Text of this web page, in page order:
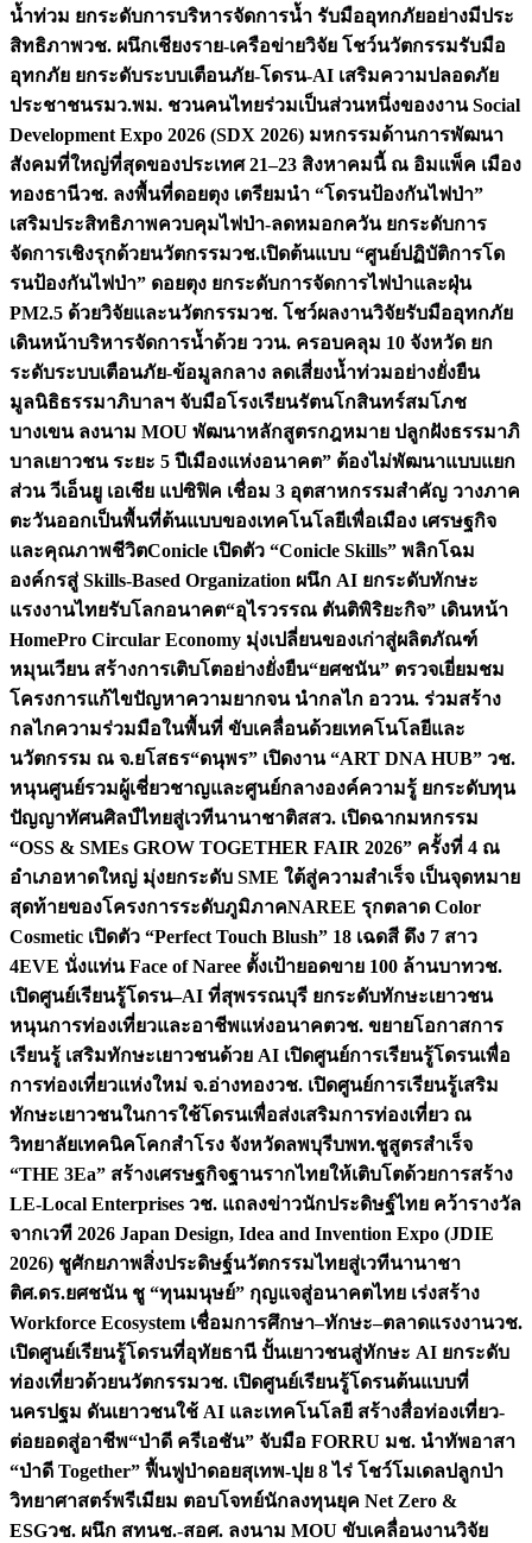
น้ำท่วม ยกระดับการบริหารจัดการน้ำ รับมืออุทกภัยอย่างมีประ
สิทธิภาพวช. ผนึกเชียงราย-เครือข่ายวิจัย โชว์นวัตกรรมรับมือ
อุทกภัย ยกระดับระบบเตือนภัย-โดรน-AI เสริมความปลอดภัย
ประชาชนรมว.พม. ชวนคนไทยร่วมเป็นส่วนหนึ่งของงาน Social
Development Expo 2026 (SDX 2026) มหกรรมด้านการพัฒนา
สังคมที่ใหญ่ที่สุดของประเทศ 21–23 สิงหาคมนี้ ณ อิมแพ็ค เมือง
ทองธานีวช. ลงพื้นที่ดอยตุง เตรียมนำ “โดรนป้องกันไฟป่า”
เสริมประสิทธิภาพควบคุมไฟป่า-ลดหมอกควัน ยกระดับการ
จัดการเชิงรุกด้วยนวัตกรรมวช.เปิดต้นแบบ “ศูนย์ปฏิบัติการโด
รนป้องกันไฟป่า” ดอยตุง ยกระดับการจัดการไฟป่าและฝุ่น
PM2.5 ด้วยวิจัยและนวัตกรรมวช. โชว์ผลงานวิจัยรับมืออุทกภัย
เดินหน้าบริหารจัดการน้ำด้วย ววน. ครอบคลุม 10 จังหวัด ยก
ระดับระบบเตือนภัย-ข้อมูลกลาง ลดเสี่ยงน้ำท่วมอย่างยั่งยืน
มูลนิธิธรรมาภิบาลฯ จับมือโรงเรียนรัตนโกสินทร์สมโภช
บางเขน ลงนาม MOU พัฒนาหลักสูตรกฎหมาย ปลูกฝังธรรมาภิ
บาลเยาวชน ระยะ 5 ปีเมืองแห่งอนาคต” ต้องไม่พัฒนาแบบแยก
ส่วน วีเอ็นยู เอเชีย แปซิฟิค เชื่อม 3 อุตสาหกรรมสำคัญ วางภาค
ตะวันออกเป็นพื้นที่ต้นแบบของเทคโนโลยีเพื่อเมือง เศรษฐกิจ
และคุณภาพชีวิตConicle เปิดตัว “Conicle Skills” พลิกโฉม
องค์กรสู่ Skills-Based Organization ผนึก AI ยกระดับทักษะ
แรงงานไทยรับโลกอนาคต“อุไรวรรณ ตันติพิริยะกิจ” เดินหน้า
HomePro Circular Economy มุ่งเปลี่ยนของเก่าสู่ผลิตภัณฑ์
หมุนเวียน สร้างการเติบโตอย่างยั่งยืน“ยศชนัน” ตรวจเยี่ยมชม
โครงการแก้ไขปัญหาความยากจน นำกลไก อววน. ร่วมสร้าง
กลไกความร่วมมือในพื้นที่ ขับเคลื่อนด้วยเทคโนโลยีและ
นวัตกรรม ณ จ.ยโสธร“ดนุพร” เปิดงาน “ART DNA HUB” วช.
หนุนศูนย์รวมผู้เชี่ยวชาญและศูนย์กลางองค์ความรู้ ยกระดับทุน
ปัญญาทัศนศิลป์ไทยสู่เวทีนานาชาติสสว. เปิดฉากมหกรรม
“OSS & SMEs GROW TOGETHER FAIR 2026” ครั้งที่ 4 ณ
อำเภอหาดใหญ่ มุ่งยกระดับ SME ใต้สู่ความสำเร็จ เป็นจุดหมาย
สุดท้ายของโครงการระดับภูมิภาคNAREE รุกตลาด Color
Cosmetic เปิดตัว “Perfect Touch Blush” 18 เฉดสี ดึง 7 สาว
4EVE นั่งแท่น Face of Naree ตั้งเป้ายอดขาย 100 ล้านบาทวช.
เปิดศูนย์เรียนรู้โดรน–AI ที่สุพรรณบุรี ยกระดับทักษะเยาวชน
หนุนการท่องเที่ยวและอาชีพแห่งอนาคตวช. ขยายโอกาสการ
เรียนรู้ เสริมทักษะเยาวชนด้วย AI เปิดศูนย์การเรียนรู้โดรนเพื่อ
การท่องเที่ยวแห่งใหม่ จ.อ่างทองวช. เปิดศูนย์การเรียนรู้เสริม
ทักษะเยาวชนในการใช้โดรนเพื่อส่งเสริมการท่องเที่ยว ณ
วิทยาลัยเทคนิคโคกสำโรง จังหวัดลพบุรีบพท.ชูสูตรสำเร็จ
“THE 3Ea” สร้างเศรษฐกิจฐานรากไทยให้เติบโตด้วยการสร้าง
LE-Local Enterprises วช. แถลงข่าวนักประดิษฐ์ไทย คว้ารางวัล
จากเวที 2026 Japan Design, Idea and Invention Expo (JDIE
2026) ชูศักยภาพสิ่งประดิษฐ์นวัตกรรมไทยสู่เวทีนานาชา
ติศ.ดร.ยศชนัน ชู “ทุนมนุษย์” กุญแจสู่อนาคตไทย เร่งสร้าง
Workforce Ecosystem เชื่อมการศึกษา–ทักษะ–ตลาดแรงงานวช.
เปิดศูนย์เรียนรู้โดรนที่อุทัยธานี ปั้นเยาวชนสู่ทักษะ AI ยกระดับ
ท่องเที่ยวด้วยนวัตกรรมวช. เปิดศูนย์เรียนรู้โดรนต้นแบบที่
นครปฐม ดันเยาวชนใช้ AI และเทคโนโลยี สร้างสื่อท่องเที่ยว-
ต่อยอดสู่อาชีพ“ป่าดี ครีเอชัน” จับมือ FORRU มช. นำทัพอาสา
“ป่าดี Together” ฟื้นฟูป่าดอยสุเทพ-ปุย 8 ไร่ โชว์โมเดลปลูกป่า
วิทยาศาสตร์พรีเมียม ตอบโจทย์นักลงทุนยุค Net Zero &
ESGวช. ผนึก สทนช.-สอศ. ลงนาม MOU ขับเคลื่อนงานวิจัย